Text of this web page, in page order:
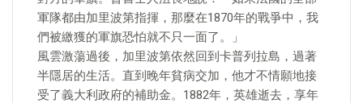
軍隊都由加里波第指揮，那麼在1870年的戰爭中，我
們被繳獲的軍旗恐怕就不只一面了。」
風雲激蕩過後，加里波第依然回到卡普列拉島，過著
半隱居的生活。直到晚年貧病交加，他才不情願地接
受了義大利政府的補助金。1882年，英雄逝去，享年